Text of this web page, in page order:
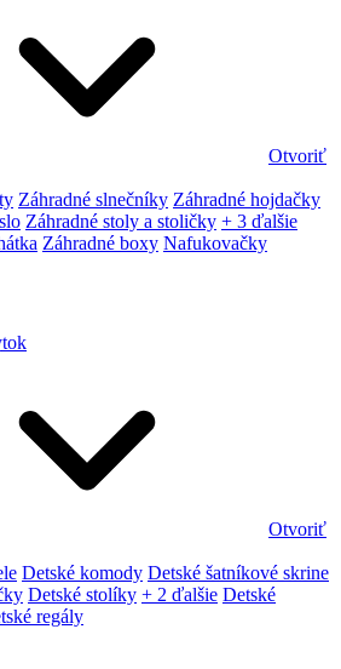
Otvoriť
Záhradné slnečníky Záhradné hojdačky
Záhradné stoly a stoličky + 3 ďalšie
Záhradné boxy Nafukovačky
Otvoriť
Detské komody Detské šatníkové skrine
Detské stolíky + 2 ďalšie Detské
regály